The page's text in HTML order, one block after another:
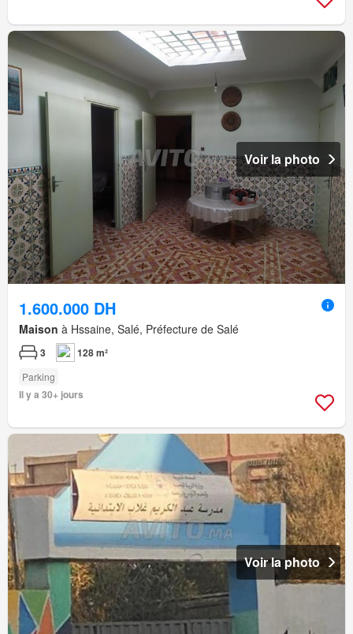
Voir la photo
1.600.000 DH
Maison à Hssaine, Salé, Préfecture de Salé
3 128 m²
Parking
Il y a 30+ jours
Voir la photo